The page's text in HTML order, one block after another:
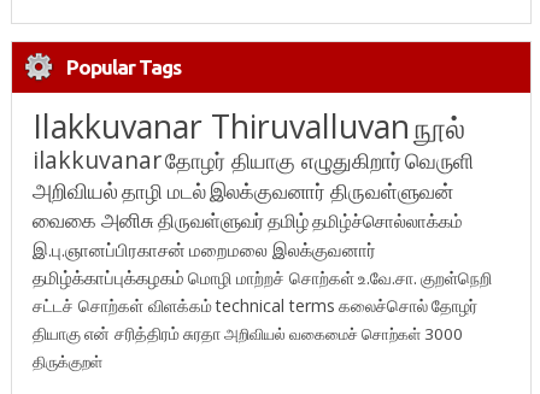
Popular Tags
Ilakkuvanar Thiruvalluvanநூல்
ilakkuvanarதோழர் தியாகு எழுதுகிறார்வெருளி
அறிவியல்தாழி மடல்இலக்குவனார் திருவள்ளுவன்
வைகை அனிசுதிருவள்ளுவர்தமிழ்தமிழ்ச்சொல்லாக்கம்
இ.பு.ஞானப்பிரகாசன் மறைமலை இலக்குவனார்
தமிழ்க்காப்புக்கழகம் மொழி மாற்றச் சொற்கள்உ.வே.சா. குறள்நெறி
சட்டச் சொற்கள் விளக்கம்technical terms கலைச்சொல்தோழர்
தியாகுஎன் சரித்திரம்சுரதாஅறிவியல் வகைமைச் சொற்கள் 3000
திருக்குறள்